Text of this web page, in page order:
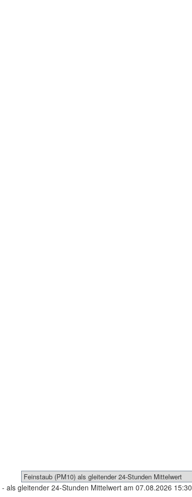
- als gleitender 24-Stunden Mittelwert am 07.08.2026 15:30